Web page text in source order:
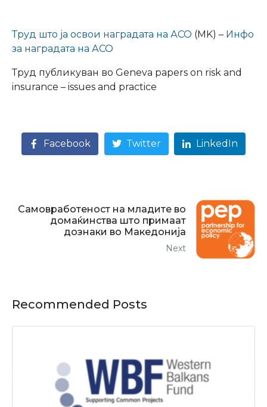
Труд што ја освои наградата на АСО (MK) – Инфо
за наградата на АСО
Труд публикуван во Geneva papers on risk and
insurance – issues and practice
Facebook Twitter LinkedIn
Самовработеност на младите во
домаќинства што примаат
дознаки во Македонија
Next
Recommended Posts